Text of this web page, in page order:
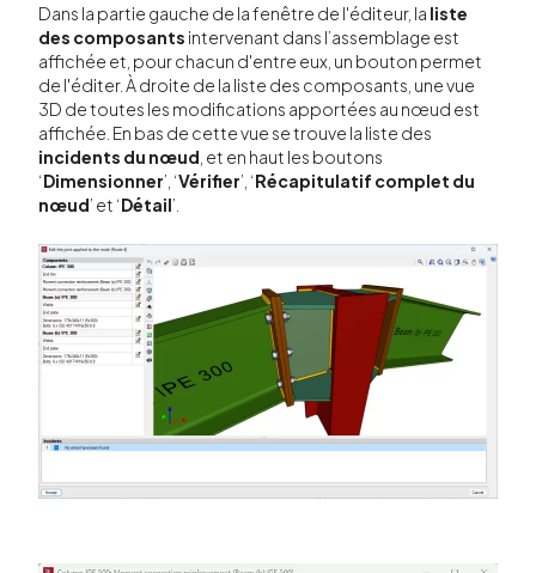
Dans la partie gauche de la fenêtre de l'éditeur, la liste
des composants intervenant dans l’assemblage est
affichée et, pour chacun d'entre eux, un bouton permet
de l'éditer. À droite de la liste des composants, une vue
3D de toutes les modifications apportées au nœud est
affichée. En bas de cette vue se trouve la liste des
incidents du nœud , et en haut les boutons
‘Dimensionner’, ‘Vérifier’, ‘Récapitulatif complet du
nœud’ et ‘Détail’.